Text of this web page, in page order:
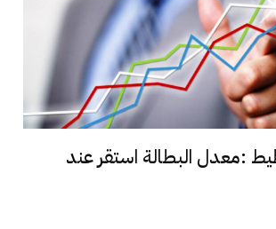
:معدل البطالة استقر عند